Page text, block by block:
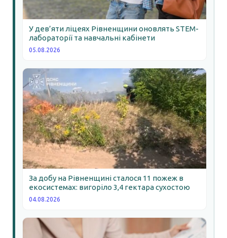
У дев’яти ліцеях Рівненщини оновлять STEM-
лабораторії та навчальні кабінети
05.08.2026
За добу на Рівненщині сталося 11 пожеж в
екосистемах: вигоріло 3,4 гектара сухостою
04.08.2026